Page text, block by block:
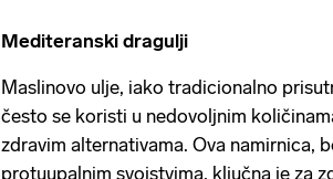
Mediteranski dragulji
Maslinovo ulje, iako tradicionalno
često se koristi u nedovoljnim
zdravim alternativama. Ova namirnica,
protuupalnim svojstvima, ključna je za